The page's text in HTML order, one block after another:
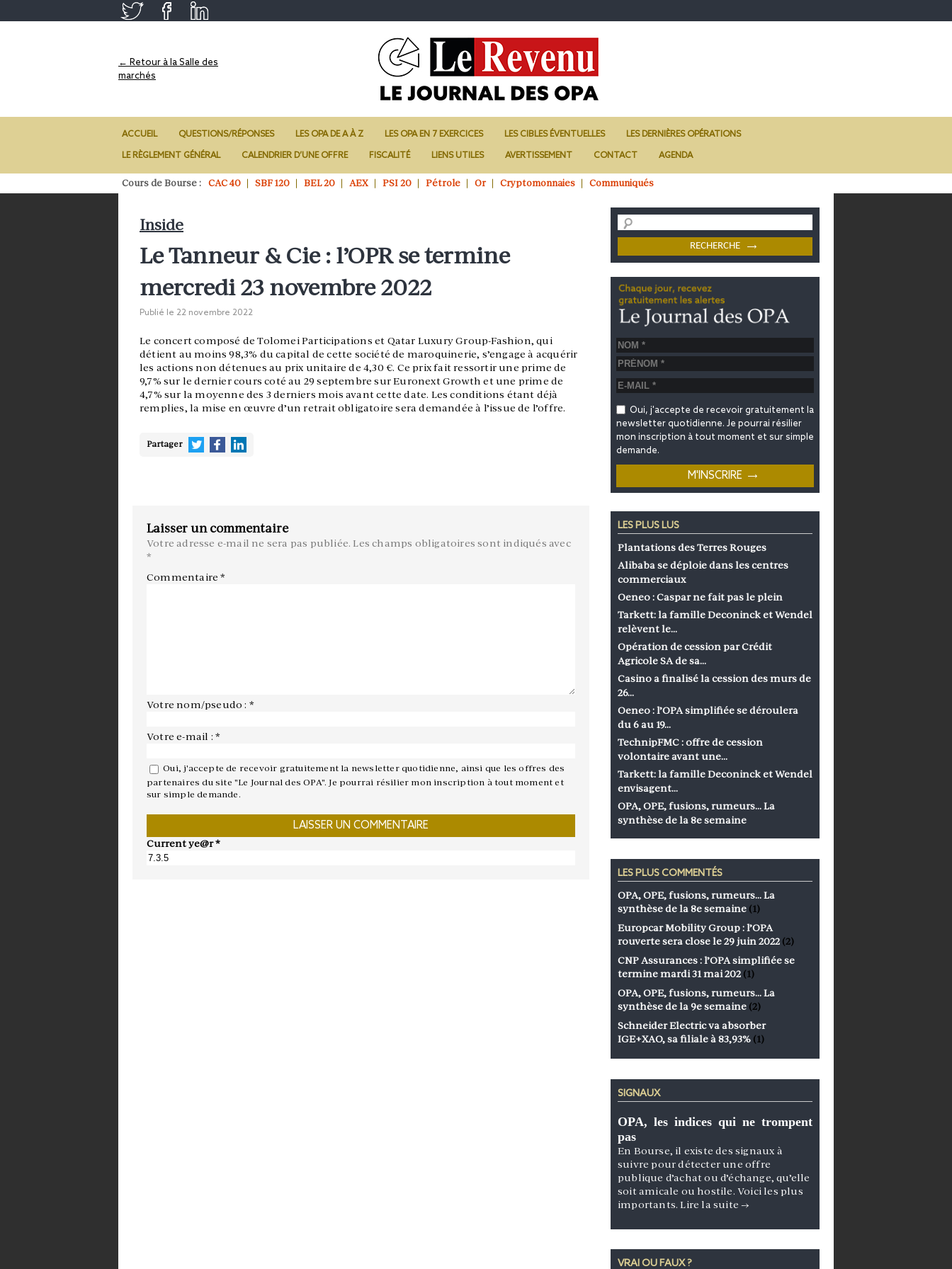
← Retour à la Salle des
marchés
ACCUEIL QUESTIONS/RÉPONSES LES OPA DE A À Z LES OPA EN 7 EXERCICES LES CIBLES ÉVENTUELLES LES DERNIÈRES OPÉRATIONS
LE RÈGLEMENT GÉNÉRAL CALENDRIER D’UNE OFFRE FISCALITÉ LIENS UTILES AVERTISSEMENT CONTACT AGENDA
Cours de Bourse : CAC 40 SBF 120 BEL 20 AEX PSI 20 Pétrole Or Cryptomonnaies Communiqués
Inside
Le Tanneur & Cie : l’OPR se termine
mercredi 23 novembre 2022
Publié le 22 novembre 2022
Le concert composé de Tolomei Participations et Qatar Luxury Group-Fashion, qui
détient au moins 98,3% du capital de cette société de maroquinerie, s’engage à acquérir
les actions non détenues au prix unitaire de 4,30 €. Ce prix fait ressortir une prime de
9,7% sur le dernier cours coté au 29 septembre sur Euronext Growth et une prime de
4,7% sur la moyenne des 3 derniers mois avant cette date. Les conditions étant déjà
remplies, la mise en œuvre d’un retrait obligatoire sera demandée à l’issue de l’offre.
Partager
Laisser un commentaire
Votre adresse e-mail ne sera pas publiée. Les champs obligatoires sont indiqués avec
*
Commentaire*
Votre nom/pseudo : *
Votre e-mail : *
Oui, j'accepte de recevoir gratuitement la newsletter quotidienne, ainsi que les offres des
partenaires du site "Le Journal des OPA". Je pourrai résilier mon inscription à tout moment et
sur simple demande.
Current ye@r*
Oui, j'accepte de recevoir gratuitement la
newsletter quotidienne. Je pourrai résilier
mon inscription à tout moment et sur simple
demande.
LES PLUS LUS
Plantations des Terres Rouges
Alibaba se déploie dans les centres
commerciaux
Oeneo : Caspar ne fait pas le plein
Tarkett: la famille Deconinck et Wendel
relèvent le…
Opération de cession par Crédit
Agricole SA de sa…
Casino a finalisé la cession des murs de
26…
Oeneo : l’OPA simplifiée se déroulera
du 6 au 19…
TechnipFMC : offre de cession
volontaire avant une…
Tarkett: la famille Deconinck et Wendel
envisagent…
OPA, OPE, fusions, rumeurs… La
synthèse de la 8e semaine
LES PLUS COMMENTÉS
OPA, OPE, fusions, rumeurs… La
synthèse de la 8e semaine (1)
Europcar Mobility Group : l’OPA
rouverte sera close le 29 juin 2022 (2)
CNP Assurances : l’OPA simplifiée se
termine mardi 31 mai 202 (1)
OPA, OPE, fusions, rumeurs… La
synthèse de la 9e semaine (2)
Schneider Electric va absorber
IGE+XAO, sa filiale à 83,93% (1)
SIGNAUX
OPA, les indices qui ne trompent
pas
En Bourse, il existe des signaux à
suivre pour détecter une offre
publique d’achat ou d’échange, qu’elle
soit amicale ou hostile. Voici les plus
importants.Lire la suite →
VRAI OU FAUX ?